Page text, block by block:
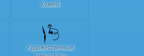
Хоккей
Художественная